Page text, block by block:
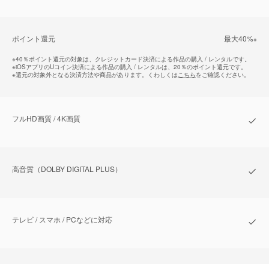
ポイント還元 最⼤40%※
※40％ポイント還元の対象は、クレジットカード決済による作品の購入 / レンタルです。
※iOSアプリのUコイン決済による作品の購入 / レンタルは、20％のポイント還元です。
※還元の対象外となる決済方法や商品があります。くわしくはこちらをご確認ください。
フルHD画質 / 4K画質
⾼⾳質（DOLBY DIGITAL PLUS）
テレビ / スマホ / PCなどに対応